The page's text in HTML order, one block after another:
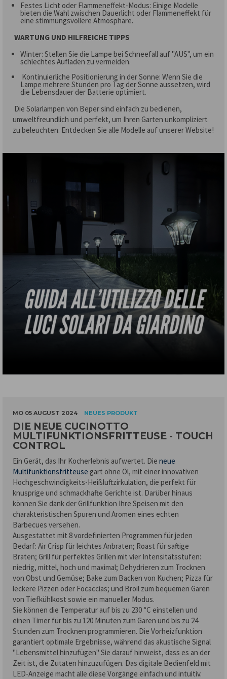
Festes Licht oder Flammeneffekt-Modus: Einige Modelle
bieten die Wahl zwischen Dauerlicht oder Flammeneffekt für
eine stimmungsvollere Atmosphäre.
WARTUNG UND HILFREICHE TIPPS
Winter: Stellen Sie die Lampe bei Schneefall auf "AUS", um ein
schlechtes Aufladen zu vermeiden.
Kontinuierliche Positionierung in der Sonne: Wenn Sie die
Lampe mehrere Stunden pro Tag der Sonne aussetzen, wird
die Lebensdauer der Batterie optimiert.
Die Solarlampen von Beper sind einfach zu bedienen,
umweltfreundlich und perfekt, um Ihren Garten unkompliziert
zu beleuchten. Entdecken Sie alle Modelle auf unserer Website!
MO 05 AUGUST 2024 NEUES PRODUKT
DIE NEUE CUCINOTTO
MULTIFUNKTIONSFRITTEUSE - TOUCH
CONTROL
Ein Gerät, das Ihr Kocherlebnis aufwertet. Dieneue
Multifunktionsfritteuse gart ohne Öl, mit einer innovativen
Hochgeschwindigkeits-Heißluftzirkulation, die perfekt für
knusprige und schmackhafte Gerichte ist. Darüber hinaus
können Sie dank der Grillfunktion Ihre Speisen mit den
charakteristischen Spuren und Aromen eines echten
Barbecues versehen.
Ausgestattet mit 8 vordefinierten Programmen für jeden
Bedarf: Air Crisp für leichtes Anbraten; Roast für saftige
Braten; Grill für perfektes Grillen mit vier Intensitätsstufen:
niedrig, mittel, hoch und maximal; Dehydrieren zum Trocknen
von Obst und Gemüse; Bake zum Backen von Kuchen; Pizza für
leckere Pizzen oder Focaccias; und Broil zum bequemen Garen
von Tiefkühlkost sowie ein manueller Modus.
Sie können die Temperatur auf bis zu 230 °C einstellen und
einen Timer für bis zu 120 Minuten zum Garen und bis zu 24
Stunden zum Trocknen programmieren. Die Vorheizfunktion
garantiert optimale Ergebnisse, während das akustische Signal
"Lebensmittel hinzufügen" Sie darauf hinweist, dass es an der
Zeit ist, die Zutaten hinzuzufügen. Das digitale Bedienfeld mit
LED-Anzeige macht alle diese Vorgänge einfach und intuitiv.